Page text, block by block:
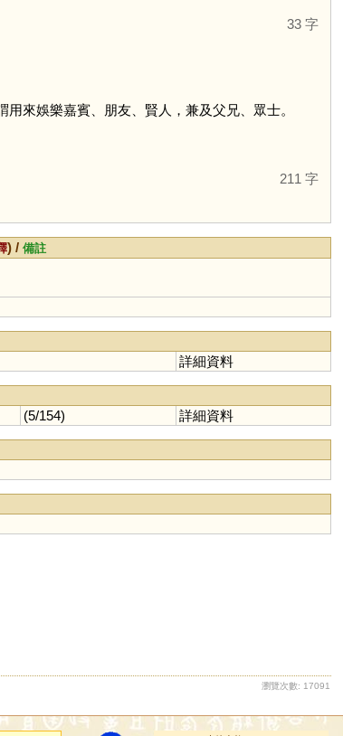
33 字
來娛樂嘉賓、朋友、賢人，兼及父兄、眾士。
211 字
) /備註
詳細資料
(5/154) 詳細資料
瀏覽次數: 17091